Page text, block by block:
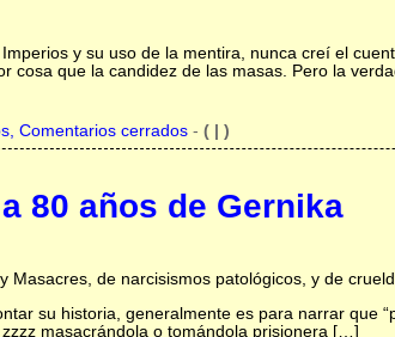
y su uso de la mentira, nunca creí el
cosa que la candidez de las masas. Pero la
Comentarios cerrados- ( | )
80 años de Gernika
Masacres, de narcisismos patológicos, y de
su historia, generalmente es para narrar que
masacrándola o tomándola prisionera […]